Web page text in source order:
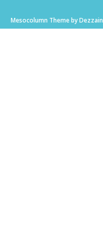
Mesocolumn Theme by Dezzain